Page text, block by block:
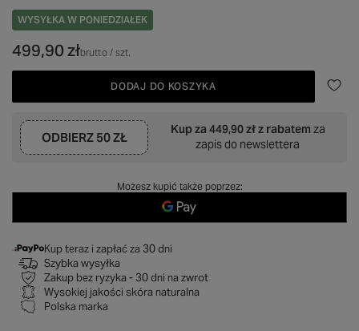
WYSYŁKA W PONIEDZIAŁEK
499,90 złbrutto/szt.
DODAJ DO KOSZYKA
ODBIERZ 50 ZŁ
Kup za 449,90 złz rabatem za
zapis do newslettera
Możesz kupić także poprzez:
Kup teraz i zapłać za 30 dni
Szybka wysyłka
Zakup bez ryzyka - 30 dni na zwrot
Wysokiej jakości skóra naturalna
Polska marka